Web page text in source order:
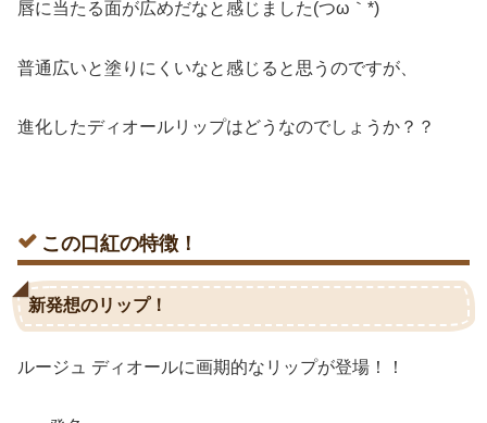
唇に当たる面が広めだなと感じました(つω｀*)
普通広いと塗りにくいなと感じると思うのですが、
進化したディオールリップはどうなのでしょうか？？
この口紅の特徴！
新発想のリップ！
ルージュ ディオールに画期的なリップが登場！！